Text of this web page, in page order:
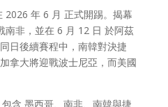
2026 年 6 月 正式開踢。揭幕
南非，並在 6 月 12 日 於阿茲
日後續賽程中，南韓對決捷
拿大將迎戰波士尼亞，而美國
含 墨西哥、南非、南韓與捷